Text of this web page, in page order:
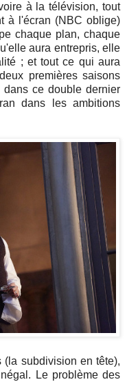
à la télévision, tout
à l'écran (NBC oblige)
chaque plan, chaque
aura entrepris, elle
; et tout ce qui aura
premières saisons
ce double dernier
dans les ambitions
(la subdivision en tête),
Le problème des